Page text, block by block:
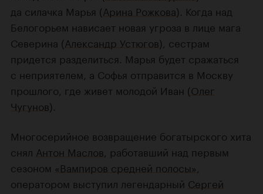
да силачка Марья (Арина Рожкова). Когда над
Белогорьем нависает новая угроза в лице мага
Северина (Александр Устюгов), сестрам
придется разделиться. Марья будет сражаться
с неприятелем, а Софья отправится в Москву
прошлого, где живет молодой Иван (Олег
Чугунов).
Многосерийное возвращение богатырского хита
снял Антон Маслов , работавший над первым
сезоном «Вампиров средней полосы»
оператором выступил легендарный Сергей